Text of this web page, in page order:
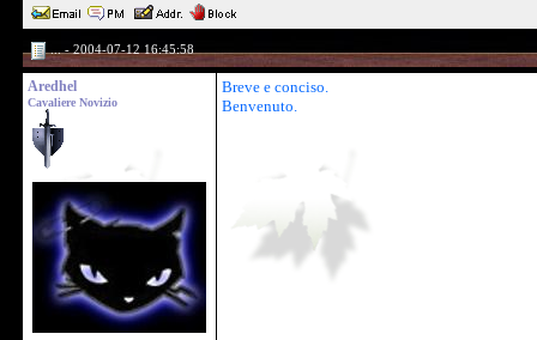
... - 2004-07-12 16:45:58
Aredhel
Cavaliere Novizio
Breve e conciso.
Benvenuto.